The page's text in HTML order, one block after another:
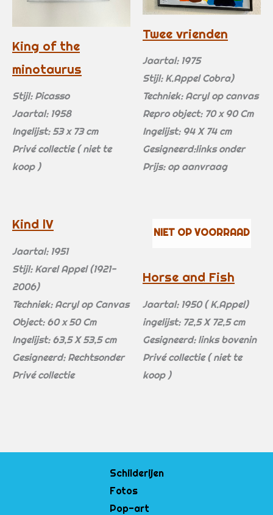
King of the
minotaurus
Stijl: Picasso
Jaartal: 1958
Ingelijst: 53 x 73 cm
Privé collectie ( niet te
koop )
Twee vrienden
Jaartal: 1975
Stijl: K.Appel Cobra)
Techniek: Acryl op canvas
Repro object: 70 x 90 Cm
Ingelijst: 94 X 74 cm
Gesigneerd:links onder
Prijs: op aanvraag
Kind lV
Jaartal: 1951
Stijl: Karel Appel (1921-
2006)
Techniek: Acryl op Canvas
Object: 60 x 50 Cm
Ingelijst: 63,5 X 53,5 cm
Gesigneerd: Rechtsonder
Privé collectie
NIET OP VOORRAAD
Horse and Fish
Jaartal: 1950 ( K.Appel)
ingelijst: 72,5 X 72,5 cm
Gesigneerd: links bovenin
Privé collectie ( niet te
koop )
Schilderijen
Fotos
Pop-art